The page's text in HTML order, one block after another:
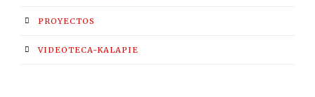
PROYECTOS
VIDEOTECA-KALAPIE